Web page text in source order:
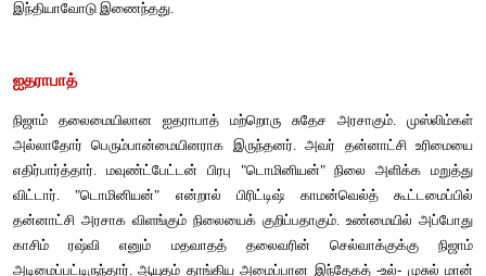
ஒருங்கிணைப்பு என்பது பிரிட்டனின் ஆட்சிக்கு முடிவு கட்டவும்.
மற்றும் மாகாணங்கள் கலைக்கப்படுவதுடன் பிரிட்டிஷ் காலனிய
கட்டுவதையும் நோக்கமாக கொண்டதாகும்.
அரசியல், இராஜதந்திர பேச்சு வார்த்தைகள் மற்றும் வன்முறை
இடையே சுதேச அரசுகள் ஒருங்கிணைப்பு செயல்கள் 1947-
பிரிட்டனின் அன்றைய பிரதமர் கிளெமென்ட் அட்லி